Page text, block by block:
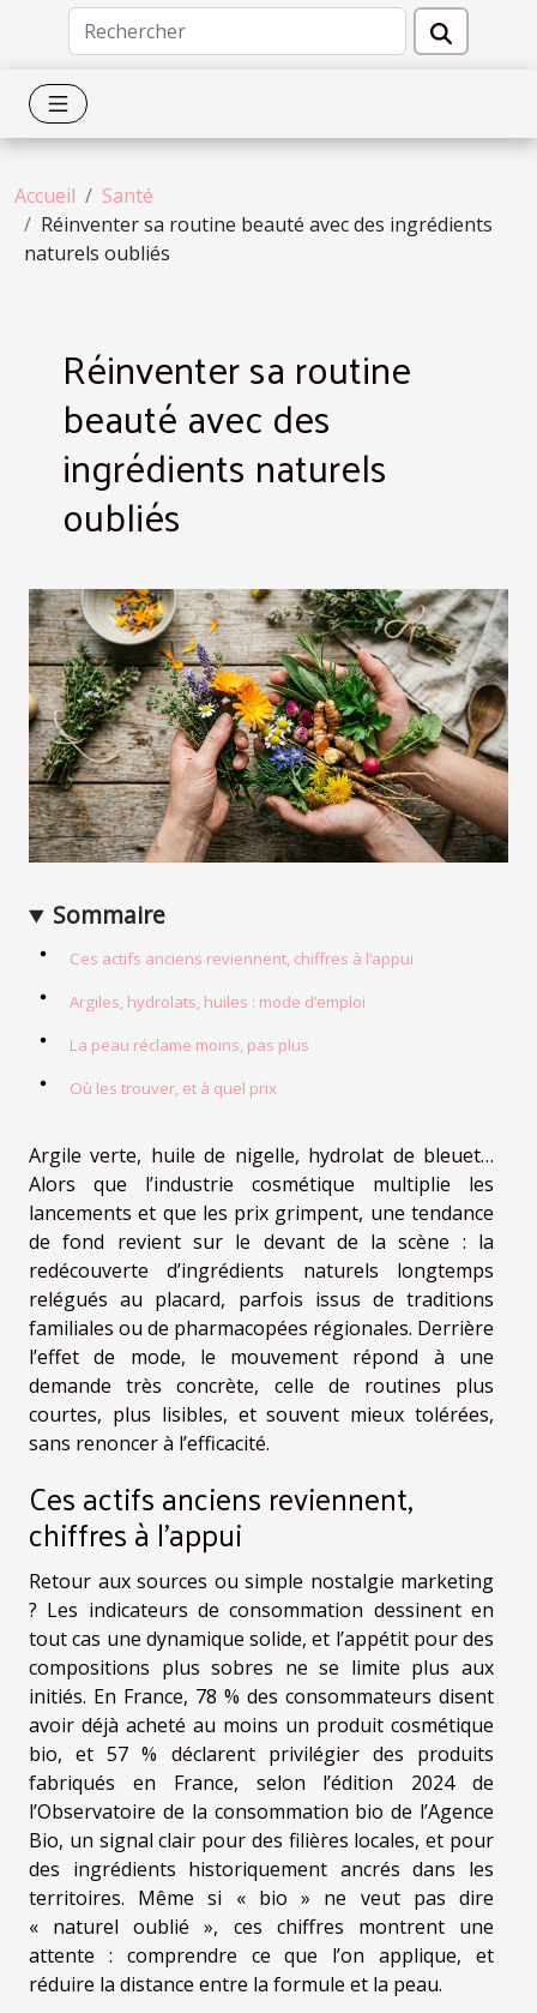
Accueil
Santé
Réinventer sa routine beauté avec des ingrédients
naturels oubliés
Réinventer sa routine
beauté avec des
ingrédients naturels
oubliés
Sommaire
Ces actifs anciens reviennent, chiffres à l’appui
Argiles, hydrolats, huiles : mode d’emploi
La peau réclame moins, pas plus
Où les trouver, et à quel prix
Argile verte, huile de nigelle, hydrolat de bleuet…
Alors que l’industrie cosmétique multiplie les
lancements et que les prix grimpent, une tendance
de fond revient sur le devant de la scène : la
redécouverte d’ingrédients naturels longtemps
relégués au placard, parfois issus de traditions
familiales ou de pharmacopées régionales. Derrière
l’effet de mode, le mouvement répond à une
demande très concrète, celle de routines plus
courtes, plus lisibles, et souvent mieux tolérées,
sans renoncer à l’efficacité.
Ces actifs anciens reviennent,
chiffres à l’appui
Retour aux sources ou simple nostalgie marketing
? Les indicateurs de consommation dessinent en
tout cas une dynamique solide, et l’appétit pour des
compositions plus sobres ne se limite plus aux
initiés. En France, 78 % des consommateurs disent
avoir déjà acheté au moins un produit cosmétique
bio, et 57 % déclarent privilégier des produits
fabriqués en France, selon l’édition 2024 de
l’Observatoire de la consommation bio de l’Agence
Bio, un signal clair pour des filières locales, et pour
des ingrédients historiquement ancrés dans les
territoires. Même si « bio » ne veut pas dire
« naturel oublié », ces chiffres montrent une
attente : comprendre ce que l’on applique, et
réduire la distance entre la formule et la peau.